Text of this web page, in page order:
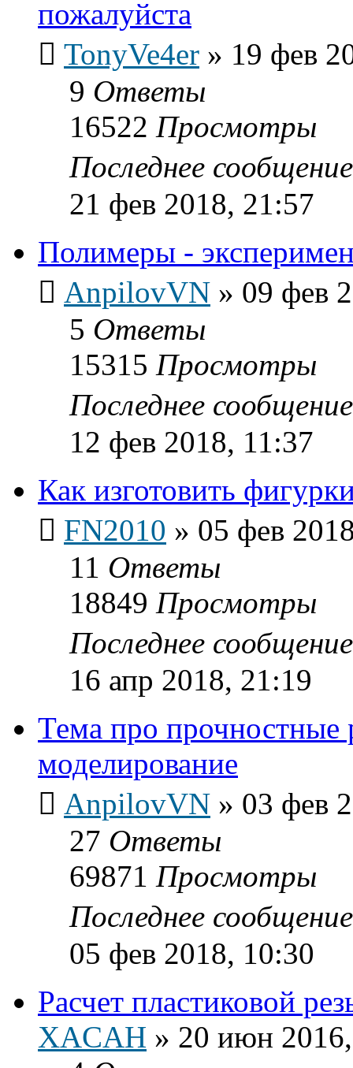
пожалуйста
TonyVe4er » 19 фев
9 Ответы
16522 Просмотры
Последнее
21 фев 2018, 21:57
Полимеры -
AnpilovVN » 09 фев
5 Ответы
15315 Просмотры
Последнее
12 фев 2018, 11:37
Как изготовить
FN2010 » 05 фев
11 Ответы
18849 Просмотры
Последнее
16 апр 2018, 21:19
Тема про прочностные
моделирование
AnpilovVN » 03 фев
27 Ответы
69871 Просмотры
Последнее
05 фев 2018, 10:30
Расчет пластиковой
XACAH » 20 июн